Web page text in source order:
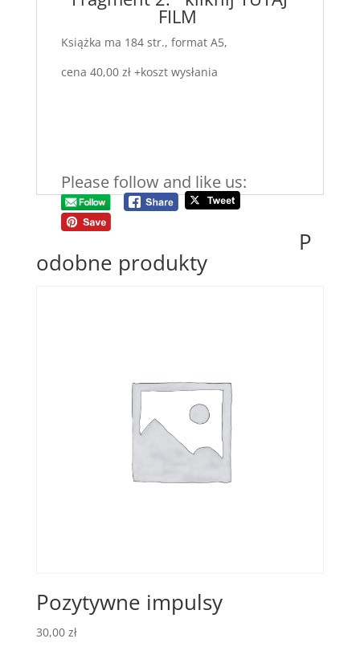
FILM
Książka ma 184 str., format A5,
cena 40,00 zł +koszt wysłania
Please follow and like us:
P
odobne produkty
Pozytywne impulsy
30,00 zł